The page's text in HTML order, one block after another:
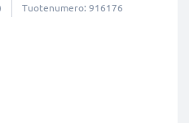
Tuotenumero: 916176